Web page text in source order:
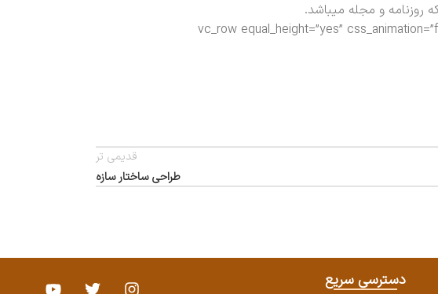
روزنامه و مجله میباشد.
[vc_separator css=”.vc_custom_1494428989644{margin-bottom: 30px !important;}”][/vc_column][/vc_row][vc_row equal_height=”yes”
قدیمی تر
طراحی ساختار سازه
دسترسی سریع